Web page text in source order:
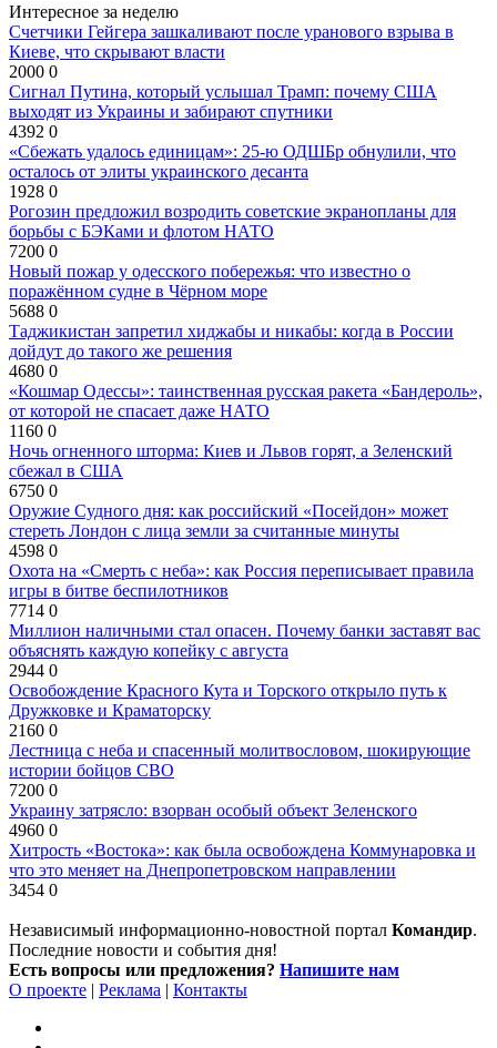
Интересное за неделю
Счетчики Гейгера зашкаливают после уранового взрыва в
Киеве, что скрывают власти
2000 0
Сигнал Путина, который услышал Трамп: почему США
выходят из Украины и забирают спутники
4392 0
«Сбежать удалось единицам»: 25-ю ОДШБр обнулили, что
осталось от элиты украинского десанта
1928 0
Рогозин предложил возродить советские экранопланы для
борьбы с БЭКами и флотом НАТО
7200 0
Новый пожар у одесского побережья: что известно о
поражённом судне в Чёрном море
5688 0
Таджикистан запретил хиджабы и никабы: когда в России
дойдут до такого же решения
4680 0
«Кошмар Одессы»: таинственная русская ракета «Бандероль»,
от которой не спасает даже НАТО
1160 0
Ночь огненного шторма: Киев и Львов горят, а Зеленский
сбежал в США
6750 0
Оружие Судного дня: как российский «Посейдон» может
стереть Лондон с лица земли за считанные минуты
4598 0
Охота на «Смерть с неба»: как Россия переписывает правила
игры в битве беспилотников
7714 0
Миллион наличными стал опасен. Почему банки заставят вас
объяснять каждую копейку с августа
2944 0
Освобождение Красного Кута и Торского открыло путь к
Дружковке и Краматорску
2160 0
Лестница с неба и спасенный молитвословом, шокирующие
истории бойцов СВО
7200 0
Украину затрясло: взорван особый объект Зеленского
4960 0
Хитрость «Востока»: как была освобождена Коммунаровка и
что это меняет на Днепропетровском направлении
3454 0
Независимый информационно-новостной портал Командир.
Последние новости и события дня!
Есть вопросы или предложения? Напишите нам
О проекте | Реклама | Контакты